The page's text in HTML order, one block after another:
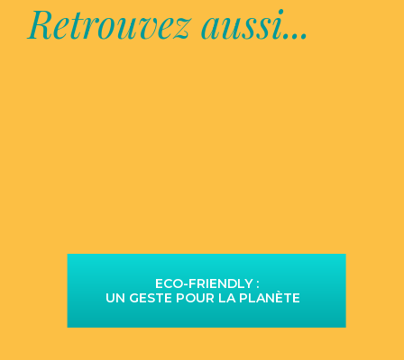
Retrouvez aussi...
ECO-FRIENDLY :
UN GESTE POUR LA PLANÈTE